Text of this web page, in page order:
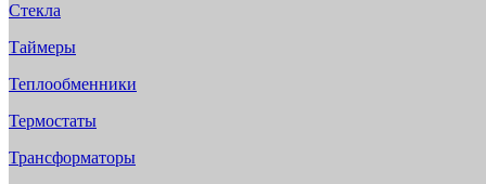
Стекла
Таймеры
Теплообменники
Термостаты
Трансформаторы